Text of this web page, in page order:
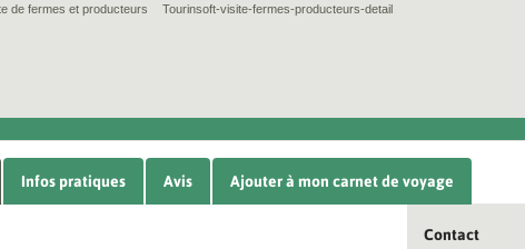
de fermes et producteurs Tourinsoft-visite-fermes-producteurs-detail
Infos pratiques Avis Ajouter à mon carnet de voyage
Contact